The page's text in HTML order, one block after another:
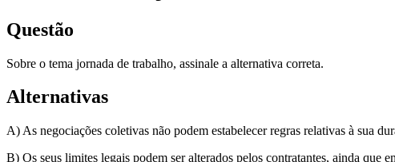
Questão
Sobre o tema jornada de trabalho, assinale a alternativa correta.
Alternativas
A) As negociações coletivas não podem estabelecer regras relativas à sua
B) Os seus limites legais podem ser alterados pelos contratantes, ainda que